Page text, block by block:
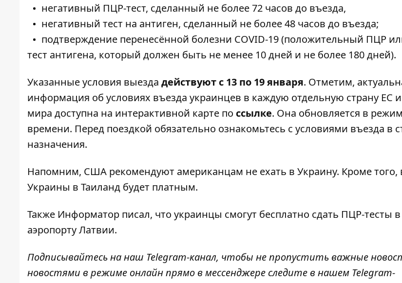
негативный ПЦР-тест, сделанный не более 72 часов до въезда,
негативный тест на антиген, сделанный не более 48 часов до въезда;
подтверждение перенесённой болезни COVID-19 (положительный ПЦР
тест антигена, который должен быть не менее 10 дней и не более 180 дней).
Указанные условия выезда действуют с 13 по 19 января. Отметим,
информация об условиях въезда украинцев в каждую отдельную страну ЕС и
мира доступна на интерактивной карте по ссылке. Она обновляется в
времени. Перед поездкой обязательно ознакомьтесь с условиями въезда в
назначения.
Напомним, США рекомендуют американцам не ехать в Украину. Кроме того,
Украины в Таиланд будет платным.
Также Информатор писал, что украинцы смогут бесплатно сдать ПЦР-тесты в
аэропортуЛатвии.
Подписывайтесь на наш Telegram-канал, чтобы не пропустить важные
новостями в режиме онлайн прямо в мессенджере следите в нашем Telegram-